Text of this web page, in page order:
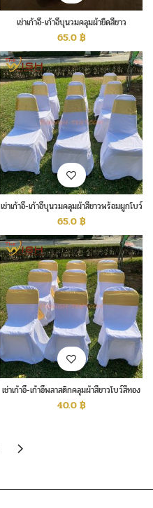
เช่าเก้าอี้-เก้าอี้บุนวมคลุมผ้ายืดสีขาว
65.0฿
เช่าเก้าอี้-เก้าอี้บุนวมคลุมผ้าสีขาวพร้อมผูกโบว์
สีทอง
65.0฿
เช่าเก้าอี้-เก้าอี้พลาสติกคลุมผ้าสีขาวโบว์สีทอง
40.0฿